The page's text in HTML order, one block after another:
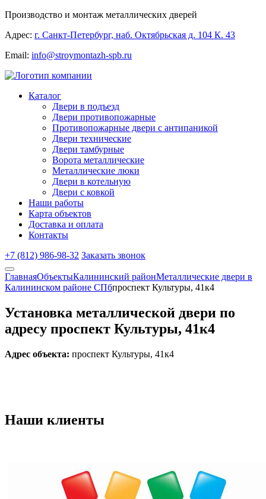
Производство и монтаж металлических дверей
Адрес: г. Санкт-Петербург, наб. Октябрьская д. 104 К. 43
Email: info@stroymontazh-spb.ru
Каталог
Двери в подъезд
Двери противопожарные
Противопожарные двери с антипаникой
Двери технические
Двери тамбурные
Ворота металлические
Металлические люки
Двери в котельную
Двери с ковкой
Наши работы
Карта объектов
Доставка и оплата
Контакты
+7 (812) 986-98-32 Заказать звонок
ГлавнаяОбъектыКалининский районМеталлические двери в
Калининском районе СПбпроспект Культуры, 41к4
Установка металлической двери по
адресу проспект Культуры, 41к4
Адрес объекта: проспект Культуры, 41к4
Наши клиенты